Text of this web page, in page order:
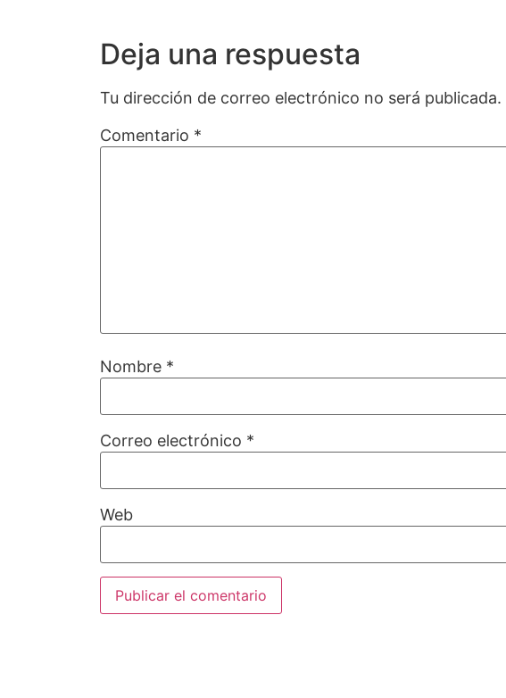
Deja una respuesta
Tu dirección de correo electrónico no será publicada.
Comentario *
Nombre *
Correo electrónico *
Web